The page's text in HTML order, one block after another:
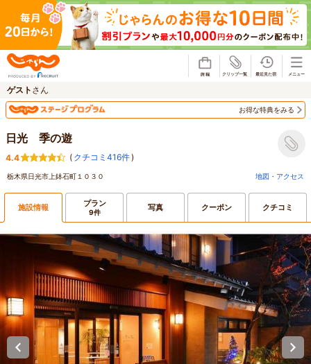
ゲスト さん
お得な特典をみる
日光 季の遊
4.4 ( クチコミ416件)
栃木県日光市上鉢石町１０３０ 地図・アクセス
施設情報 プラン
9件 写真 クーポン クチコミ